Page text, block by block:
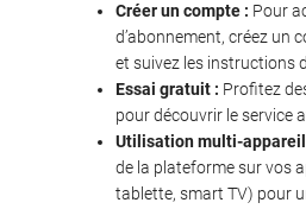
Créer un compte : Pour
d’abonnement, créez un
et suivez les instructions
Essai gratuit : Profitez
pour découvrir le service
Utilisation multi-
de la plateforme sur vos
tablette, smart TV) pour